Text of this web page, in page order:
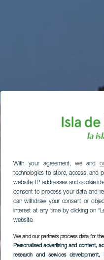
With your agreement, we and
technologies to store, access, and
website, IP addresses and cookie
consent to process your data and
can withdraw your consent or
interest at any time by clicking on
website.
We and our partners process data for
Personalised advertising and content,
research and services development,